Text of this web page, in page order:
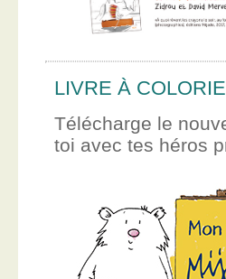
LIVRE À
Télécharge le
toi avec tes héros